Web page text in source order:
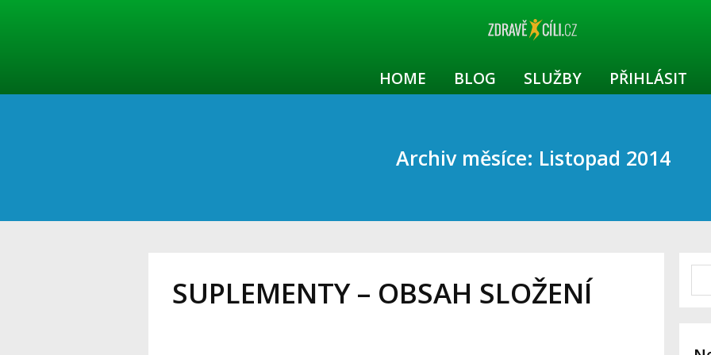
HOME BLOG SLUŽBY PŘIHLÁSIT
Archiv měsíce: Listopad 2014
SUPLEMENTY – OBSAH SLOŽENÍ